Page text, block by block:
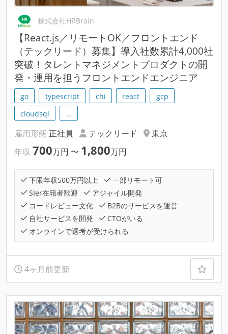
株式会社HRBrain
【React.js／リモートOK／フロントエンド
（テックリード）募集】導入社数累計4,000社
突破！タレントマネジメントプロダクトの開
発・運用を担うフロントエンドエンジニア
go typescript chi react
gcp
cloudsql
…
雇用形態 正社員 テックリード
東京
年収 700万円 〜 1,800万円
下限年収500万円以上
一部リモート可
SIer在籍者歓迎
アジャイル開発
コードレビュー文化
B2Bのサービスを運営
自社サービスを開発
CTOがいる
オンラインで選考が受けられる
4ヶ月前更新